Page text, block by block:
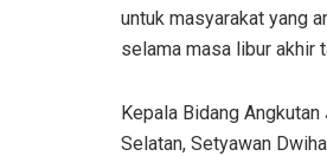
untuk masyarakat yang
selama masa libur akhir
Kepala Bidang
Selatan, Setyawan